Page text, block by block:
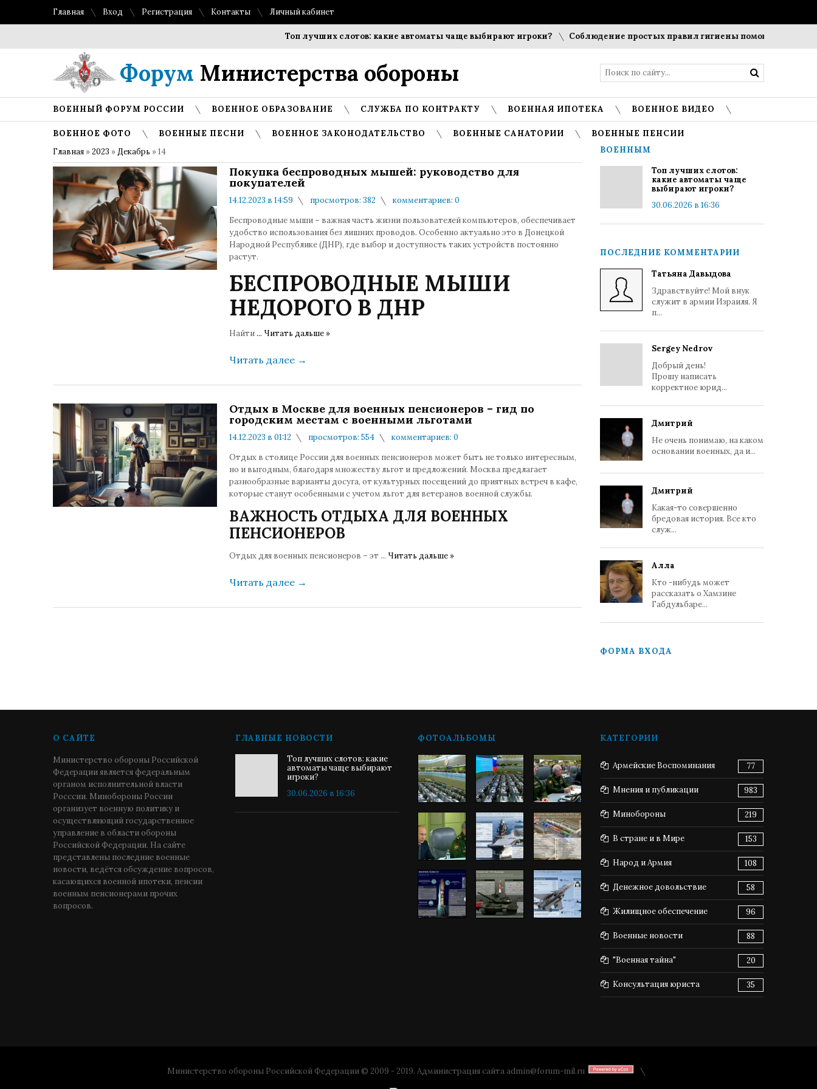
Главная Вход Регистрация Контакты Личный кабинет
Топ лучших слотов: какие автоматы чаще выбирают игроки? Соблюдение простых правил гигиены помогает
Форум Министерства обороны
ВОЕННЫЙ ФОРУМ РОССИИ ВОЕННОЕ ОБРАЗОВАНИЕ СЛУЖБА ПО КОНТРАКТУ ВОЕННАЯ ИПОТЕКА ВОЕННОЕ ВИДЕО
ВОЕННОЕ ФОТО ВОЕННЫЕ ПЕСНИ ВОЕННОЕ ЗАКОНОДАТЕЛЬСТВО ВОЕННЫЕ САНАТОРИИ
ВОЕННЫЕ ПЕНСИИ
Главная »2023 »Декабрь »14
Покупка беспроводных мышей: руководство для
покупателей
14.12.2023 в 14:59 просмотров: 382
комментариев: 0
Беспроводные мыши – важная часть жизни пользователей компьютеров, обеспечивает
удобство использования без лишних проводов. Особенно актуально это в Донецкой
Народной Республике (ДНР), где выбор и доступность таких устройств постоянно
растут.
БЕСПРОВОДНЫЕ МЫШИ
НЕДОРОГО В ДНР
Найти... Читать дальше »
Читать далее →
Отдых в Москве для военных пенсионеров – гид по
городским местам с военными льготами
14.12.2023 в 01:12 просмотров: 554
комментариев: 0
Отдых в столице России для военных пенсионеров может быть не только интересным,
но и выгодным, благодаря множеству льгот и предложений. Москва предлагает
разнообразные варианты досуга, от культурных посещений до приятных встреч в кафе,
которые станут особенными с учетом льгот для ветеранов военной службы.
ВАЖНОСТЬ ОТДЫХА ДЛЯ ВОЕННЫХ
ПЕНСИОНЕРОВ
Отдых для военных пенсионеров – эт ... Читать дальше »
Читать далее →
ВОЕННЫМ
Топ лучших слотов:
какие автоматы чаще
выбирают игроки?
30.06.2026 в 16:36
ПОСЛЕДНИЕ КОММЕНТАРИИ
Татьяна Давыдова
Здравствуйте! Мой внук
служит в армии Израиля. Я
п...
Sergey Nedrov
Добрый день!
Прошу написать
корректное юрид...
Дмитрий
Не очень понимаю, на каком
основании военных, да и...
Дмитрий
Какая-то совершенно
бредовая история. Все кто
служ...
Алла
Кто -нибудь может
рассказать о Хамзине
Габдульбаре...
ФОРМА ВХОДА
О САЙТЕ
Министерство обороны Российской
Федерации является федеральным
органом исполнительной власти
Росссии. Минобороны России
организует военную политику и
осуществляющий государственное
управление в области обороны
Российской Федерации. На сайте
представлены последние военные
новости, ведётся обсуждение вопросов,
касающихся военной ипотеки, пенсии
военным пенсионерами прочих
вопросов.
ГЛАВНЫЕ НОВОСТИ
Топ лучших слотов: какие
автоматы чаще выбирают
игроки?
30.06.2026 в 16:36
ФОТОАЛЬБОМЫ КАТЕГОРИИ
Армейские Воспоминания 77
Мнения и публикации 983
Минобороны 219
В стране и в Мире 153
Народ и Армия 108
Денежное довольствие 58
Жилищное обеспечение 96
Военные новости 88
"Военная тайна" 20
Консультация юриста 35
Министерство обороны Российской Федерации © 2009 - 2019. Администрация сайта admin@forum-mil.ru